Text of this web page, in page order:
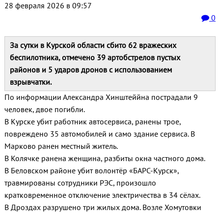
28 февраля 2026 в 09:57
0
За сутки в Курской области сбито 62 вражеских
беспилотника, отмечено 39 артобстрелов пустых
районов и 5 ударов дронов с использованием
взрывчатки.
По информации Александра Хинштеййна пострадали 9
человек, двое погибли.
В Курске убит работник автосервиса, ранены трое,
повреждено 35 автомобилей и само здание сервиса. В
Марково ранен местный житель.
В Колячке ранена женщина, разбиты окна частного дома.
В Беловском районе убит волонтёр «БАРС-Курск»,
травмированы сотрудники РЭС, произошло
кратковременное отключение электричества в 34 сёлах.
В Дроздах разрушено три жилых дома. Возле Хомутовки